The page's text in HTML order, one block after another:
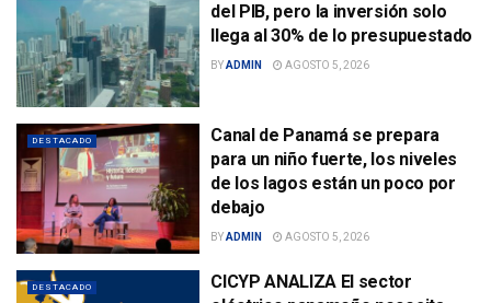
del PIB, pero la inversión solo
llega al 30% de lo presupuestado
BYADMIN AGOSTO 5, 2026
DESTACADO
Canal de Panamá se prepara
para un niño fuerte, los niveles
de los lagos están un poco por
debajo
BYADMIN AGOSTO 5, 2026
DESTACADO
CICYP ANALIZA El sector